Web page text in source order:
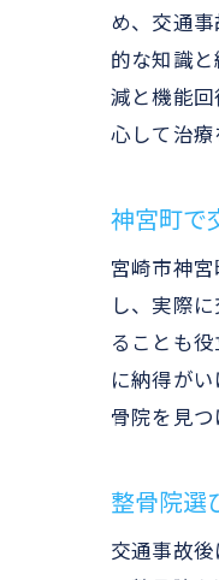
め、交通
的な知識
減と機能
心して治療
神宮町で
宮崎市神
し、実際
ることも
に納得が
骨院を見
整骨院選
交通事故